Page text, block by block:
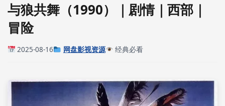
与狼共舞（1990）｜剧情｜西部｜
冒险
2025-08-16 网盘影视资源 经典必看